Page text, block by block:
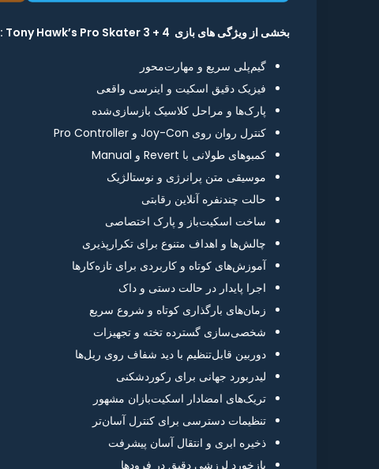
بخشی از ویژگی های بازی Tony Hawk’s Pro Skater 3 + 4 :
گیم‌پلی سریع و مهارت‌محور
فیزیک دقیق اسکیت و اینرسی واقعی
پارک‌ها و مراحل کلاسیک بازسازی‌شده
کنترل روان روی Joy-Con و Pro Controller
کمبوهای طولانی با Revert و Manual
موسیقی متن پرانرژی و نوستالژیک
حالت چندنفره آنلاین رقابتی
ساخت اسکیت‌باز و پارک اختصاصی
چالش‌ها و اهداف متنوع برای تکرارپذیری
آموزش‌های کوتاه و کاربردی برای تازه‌کارها
اجرا پایدار در حالت دستی و داک
زمان‌های بارگذاری کوتاه و شروع سریع
شخصی‌سازی گسترده تخته و تجهیزات
دوربین قابل‌تنظیم با دید شفاف روی ریل‌ها
لیدربورد جهانی برای رکوردشکنی
تریک‌های امضادار اسکیت‌بازان مشهور
تنظیمات دسترسی برای کنترل آسان‌تر
ذخیره ابری و انتقال آسان پیشرفت
بازخورد لرزشی دقیق در فرودها